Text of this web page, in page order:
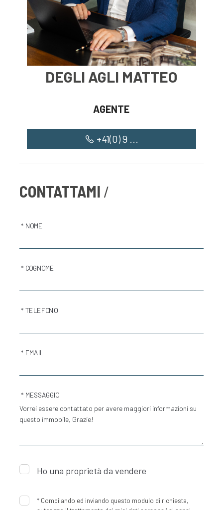
DEGLI AGLI MATTEO
AGENTE
+41(0) 9 ...
CONTATTAMI
* NOME
* COGNOME
* TELEFONO
* EMAIL
* MESSAGGIO
Ho una proprietà da vendere
* Compilando ed inviando questo modulo di richiesta,